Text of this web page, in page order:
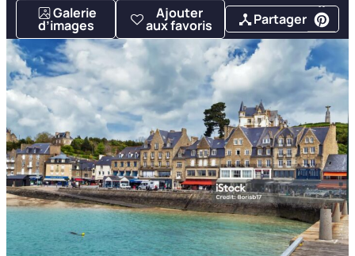
Galerie
d’images
Ajouter
aux favoris Partager